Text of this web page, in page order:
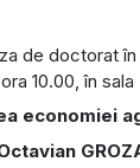
de doctorat
10.00, în sala
economiei